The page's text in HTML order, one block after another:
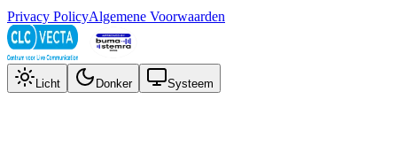
Privacy PolicyAlgemene Voorwaarden
Licht Donker Systeem